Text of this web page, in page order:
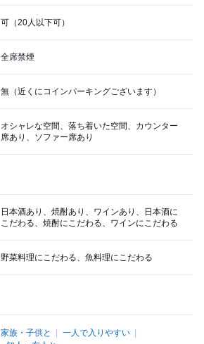
可（20人以下可）
全席禁煙
無（近くにコインパーキングございます）
オシャレな空間、落ち着いた空間、カウンター
席あり、ソファー席あり
日本酒あり、焼酎あり、ワインあり、日本酒に
こだわる、焼酎にこだわる、ワインにこだわる
野菜料理にこだわる、魚料理にこだわる
家族・子供と
一人で入りやすい